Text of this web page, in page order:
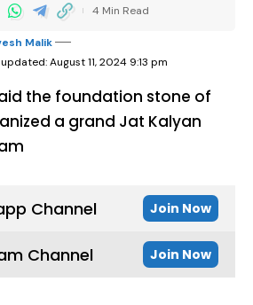
August 11, 2024 9:13 pm
Malik
4 Min Read
Channel Join Now
Channel Join Now